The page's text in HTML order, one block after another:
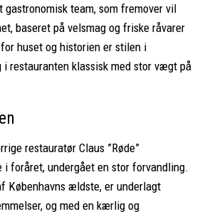
team, som fremover vil
baseret på velsmag og friske råvarer
huset og historien er stilen i
i restauranten klassisk med stor vægt på
restauratør Claus ”Røde”
i foråret, undergået en stor forvandling.
Københavns ældste, er underlagt
og med en kærlig og